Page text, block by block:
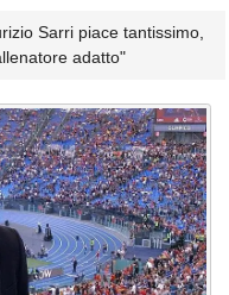
Sarri piace tantissimo,
adatto"